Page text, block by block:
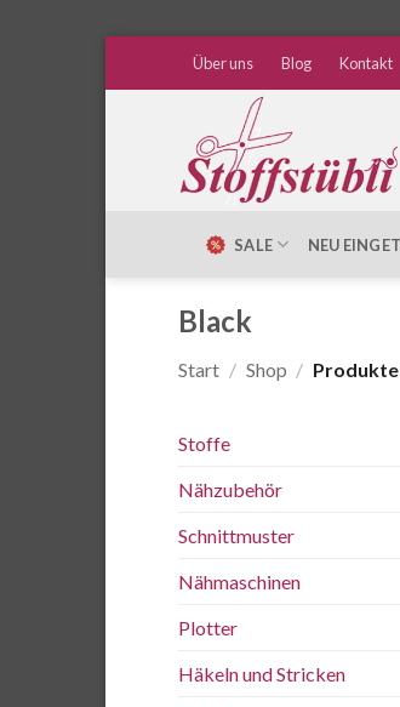
Über uns Blog Kontakt
SALE NEU
Black
Start / Shop /
Stoffe
Nähzubehör
Schnittmuster
Nähmaschinen
Plotter
Häkeln und Stricken